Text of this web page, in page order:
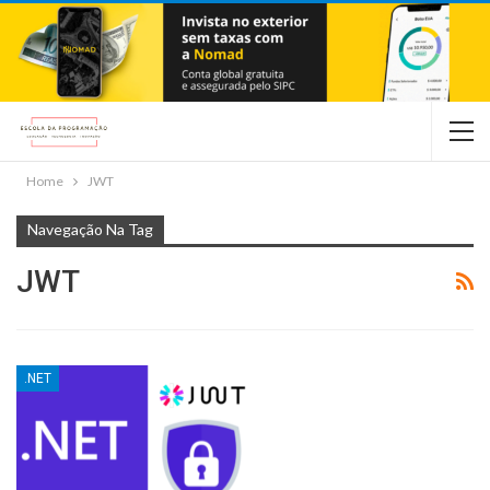
Home JWT
Navegação Na Tag
JWT
.NET